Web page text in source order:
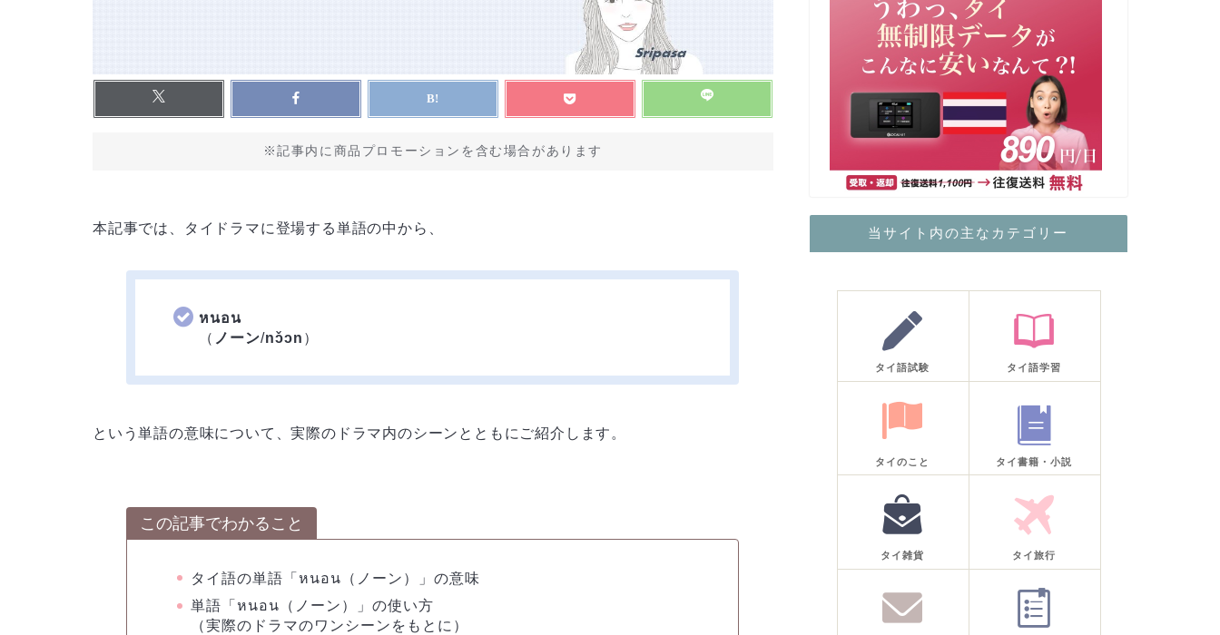
※記事内に商品プロモーションを含む場合があります
本記事では、タイドラマに登場する単語の中から、
หนอน
（ ノーン/nɔ̌ɔn ）
という単語の意味について、実際のドラマ内のシーンとともにご紹介します。
この記事でわかること
タイ語の単語「หนอน（ノーン）」の意味
単語「หนอน（ノーン）」の使い方
（実際のドラマのワンシーンをもとに）
当サイト内の主なカテゴリー
タイ語試験 タイ語学習
タイのこと タイ書籍・小説
タイ雑貨 タイ旅行